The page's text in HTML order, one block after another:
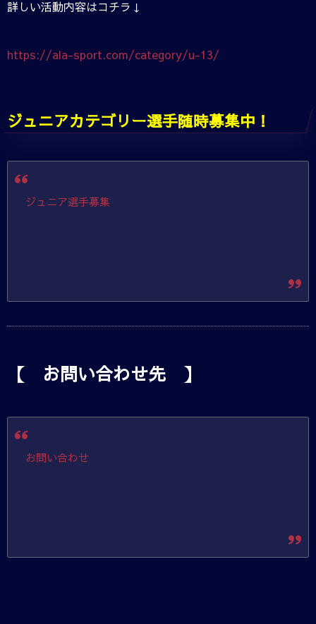
詳しい活動内容はコチラ↓
https://ala-sport.com/category/u-13/
ジュニアカテゴリー選手随時募集中！
ジュニア選手募集
【 お問い合わせ先 】
お問い合わせ